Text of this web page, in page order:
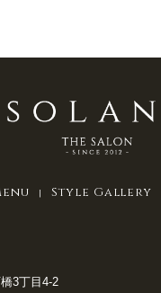
Style Gallery
3丁目4-2